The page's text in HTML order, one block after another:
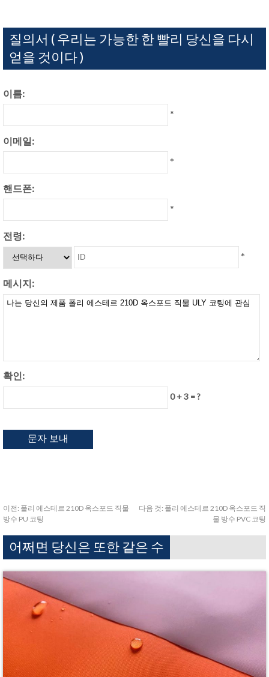
질의서 ( 우리는 가능한 한 빨리 당신을 다시
얻을 것이다 )
이름:
*
이메일:
*
핸드폰:
*
전령:
*
메시지:
확인:
0 + 3 = ?
이전: 폴리 에스테르 210D 옥스포드 직물
방수 PU 코팅
다음 것: 폴리 에스테르 210D 옥스포드 직
물 방수 PVC 코팅
어쩌면 당신은 또한 같은 수